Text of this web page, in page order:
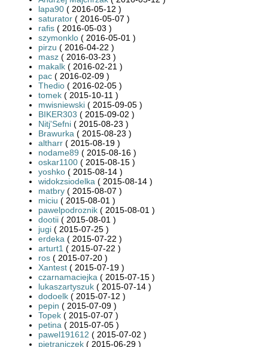
lapa90 ( 2016-05-12 )
saturator ( 2016-05-07 )
rafis ( 2016-05-03 )
szymonklo ( 2016-05-01 )
pirzu ( 2016-04-22 )
masz ( 2016-03-23 )
makalk ( 2016-02-21 )
pac ( 2016-02-09 )
Thedio ( 2016-02-05 )
tomek ( 2015-10-11 )
mwisniewski ( 2015-09-05 )
BIKER303 ( 2015-09-02 )
Nitj'Sefni ( 2015-08-23 )
Brawurka ( 2015-08-23 )
altharr ( 2015-08-19 )
nodame89 ( 2015-08-16 )
oskar1100 ( 2015-08-15 )
yoshko ( 2015-08-14 )
widokzsiodelka ( 2015-08-14 )
matbry ( 2015-08-07 )
miciu ( 2015-08-01 )
pawelpodroznik ( 2015-08-01 )
dootii ( 2015-08-01 )
jugi ( 2015-07-25 )
erdeka ( 2015-07-22 )
arturt1 ( 2015-07-22 )
ros ( 2015-07-20 )
Xantest ( 2015-07-19 )
czarnamaciejka ( 2015-07-15 )
lukaszartyszuk ( 2015-07-14 )
dodoelk ( 2015-07-12 )
pepin ( 2015-07-09 )
Topek ( 2015-07-07 )
petina ( 2015-07-05 )
pawel191612 ( 2015-07-02 )
pietraniczek ( 2015-06-29 )